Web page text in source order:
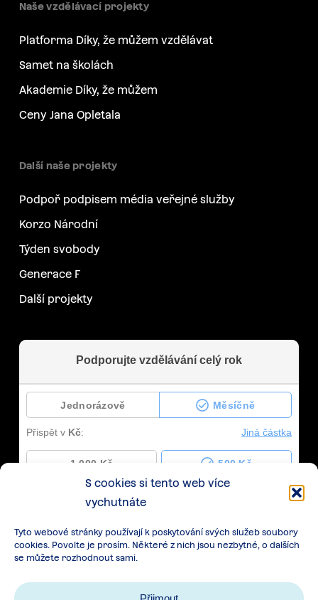
S cookies si tento web více
vychutnáte
Tyto webové stránky používají k poskytování svých služeb soubory
cookies. Povolte je prosím. Některé z nich jsou nezbytné, o dalších
se můžete rozhodnout sami.
Naše vzdělávací projekty
Platforma Díky, že můžem vzdělávat
Samet na školách
Akademie Díky, že můžem
Ceny Jana Opletala
Další naše projekty
Podpoř podpisem média veřejné služby
Korzo Národní
Týden svobody
Generace F
Další projekty